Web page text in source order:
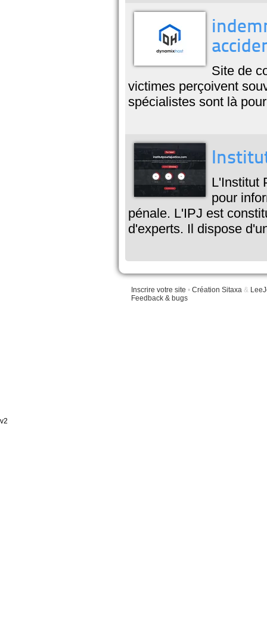
Site de
victimes perçoivent
spécialistes sont là
L'Institut
pour
pénale. L'IPJ est
d'experts. Il dispose
Inscrire votre site • Création Sitaxa &
Feedback & bugs
v2